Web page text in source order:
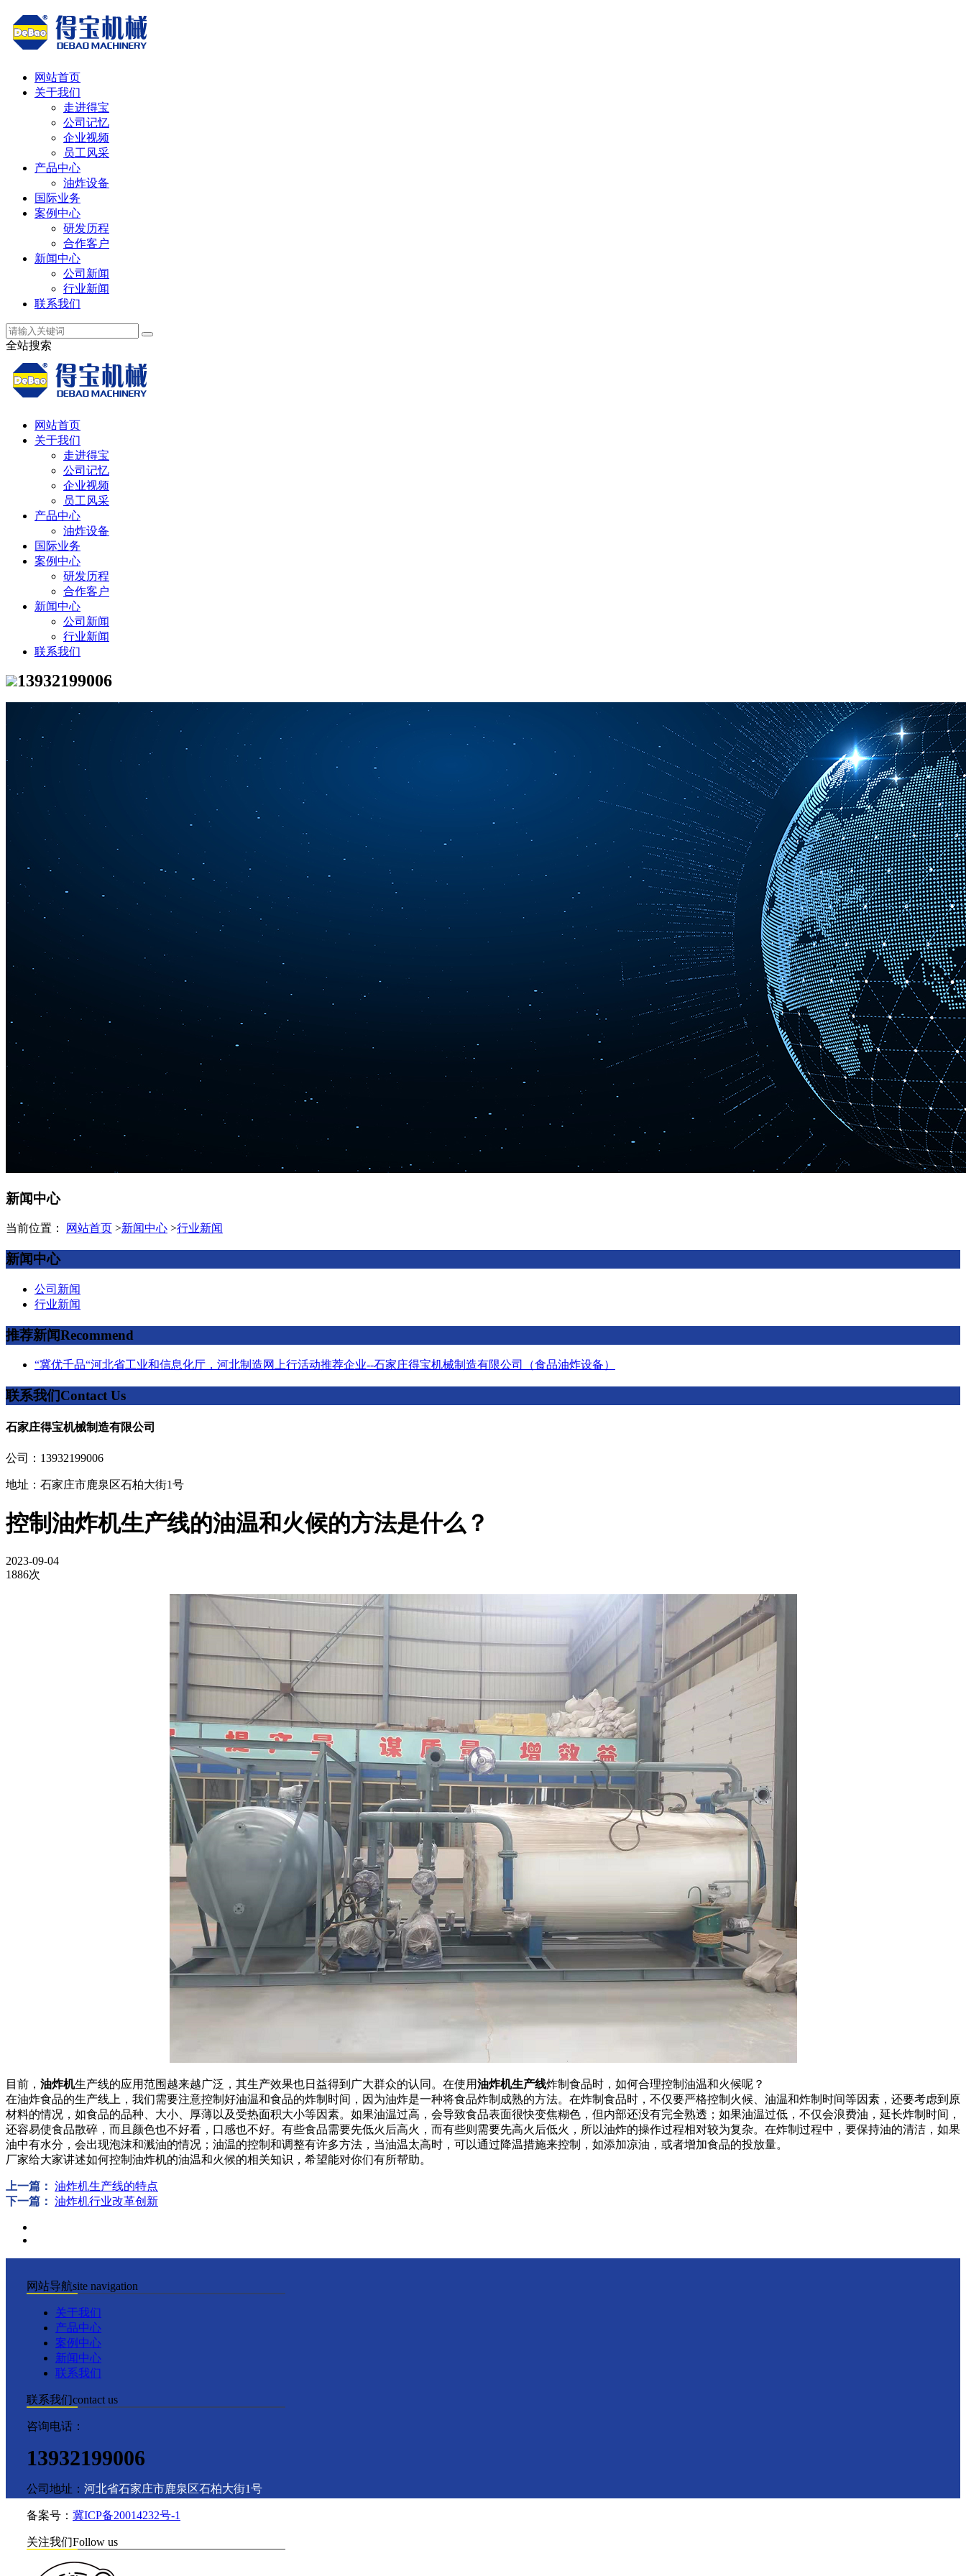
网站首页
关于我们
走进得宝
公司记忆
企业视频
员工风采
产品中心
油炸设备
国际业务
案例中心
研发历程
合作客户
新闻中心
公司新闻
行业新闻
联系我们
全站搜索
网站首页
关于我们
走进得宝
公司记忆
企业视频
员工风采
产品中心
油炸设备
国际业务
案例中心
研发历程
合作客户
新闻中心
公司新闻
行业新闻
联系我们
13932199006
新闻中心
当前位置： 网站首页 >新闻中心 >行业新闻
新闻中心
公司新闻
行业新闻
推荐新闻Recommend
“冀优千品“河北省工业和信息化厅，河北制造网上行活动推荐企业--石家庄得宝机械制造有限公司（食品油炸设备）
联系我们Contact Us
石家庄得宝机械制造有限公司
公司：13932199006
地址：石家庄市鹿泉区石柏大街1号
控制油炸机生产线的油温和火候的方法是什么？
2023-09-04
1886次
目前， 油炸机生产线的应用范围越来越广泛，其生产效果也日益得到广大群众的认同。在使用油炸机生产线炸制食品时，如何合理控制油温和火候呢？
在油炸食品的生产线上，我们需要注意控制好油温和食品的炸制时间，因为油炸是一种将食品炸制成熟的方法。在炸制食品时，不仅要严格控制火候、油温和炸制时间等因素，还要考虑到原
材料的情况，如食品的品种、大小、厚薄以及受热面积大小等因素。如果油温过高，会导致食品表面很快变焦糊色，但内部还没有完全熟透；如果油温过低，不仅会浪费油，延长炸制时间，
还容易使食品散碎，而且颜色也不好看，口感也不好。有些食品需要先低火后高火，而有些则需要先高火后低火，所以油炸的操作过程相对较为复杂。在炸制过程中，要保持油的清洁，如果
油中有水分，会出现泡沫和溅油的情况；油温的控制和调整有许多方法，当油温太高时，可以通过降温措施来控制，如添加凉油，或者增加食品的投放量。
厂家给大家讲述如何控制油炸机的油温和火候的相关知识，希望能对你们有所帮助。
上一篇： 油炸机生产线的特点
下一篇： 油炸机行业改革创新
网站导航site navigation
关于我们
产品中心
案例中心
新闻中心
联系我们
联系我们contact us
咨询电话：
13932199006
公司地址： 河北省石家庄市鹿泉区石柏大街1号
备案号： 冀ICP备20014232号-1
关注我们Follow us